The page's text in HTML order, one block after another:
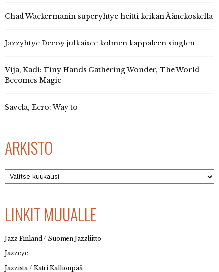
Chad Wackermanin superyhtye heitti keikan Äänekoskella
Jazzyhtye Decoy julkaisee kolmen kappaleen singlen
Vija, Kadi: Tiny Hands Gathering Wonder, The World
Becomes Magic
Savela, Eero: Way to
ARKISTO
Arkisto
LINKIT MUUALLE
Jazz Finland / Suomen Jazzliitto
Jazzeye
Jazzista / Katri Kallionpää